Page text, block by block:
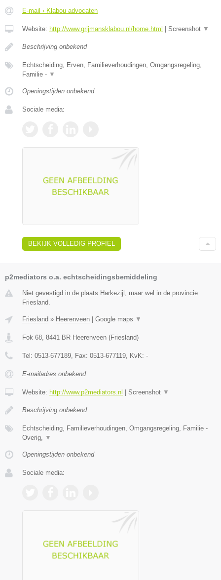
E-mail › Klabou advocaten
Website: http://www.grijmansklabou.nl/home.html | Screenshot ▼
Beschrijving onbekend
Echtscheiding, Erven, Familieverhoudingen, Omgangsregeling,
Familie - ▼
Openingstijden onbekend
Sociale media:
BEKIJK VOLLEDIG PROFIEL
p2mediators o.a. echtscheidingsbemiddeling
Niet gevestigd in de plaats Harkezijl, maar wel in de provincie
Friesland.
Friesland » Heerenveen Google maps ▼
Fok 68, 8441 BR Heerenveen (Friesland)
Tel: 0513-677189, Fax: 0513-677119, KvK: -
E-mailadres onbekend
Website: http://www.p2mediators.nl Screenshot ▼
Beschrijving onbekend
Echtscheiding, Familieverhoudingen, Omgangsregeling, Familie -
Overig, ▼
Openingstijden onbekend
Sociale media: